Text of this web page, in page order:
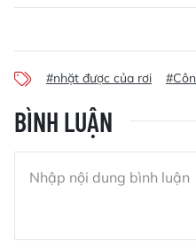
#nhặt được của rơi
BÌNH LUẬN